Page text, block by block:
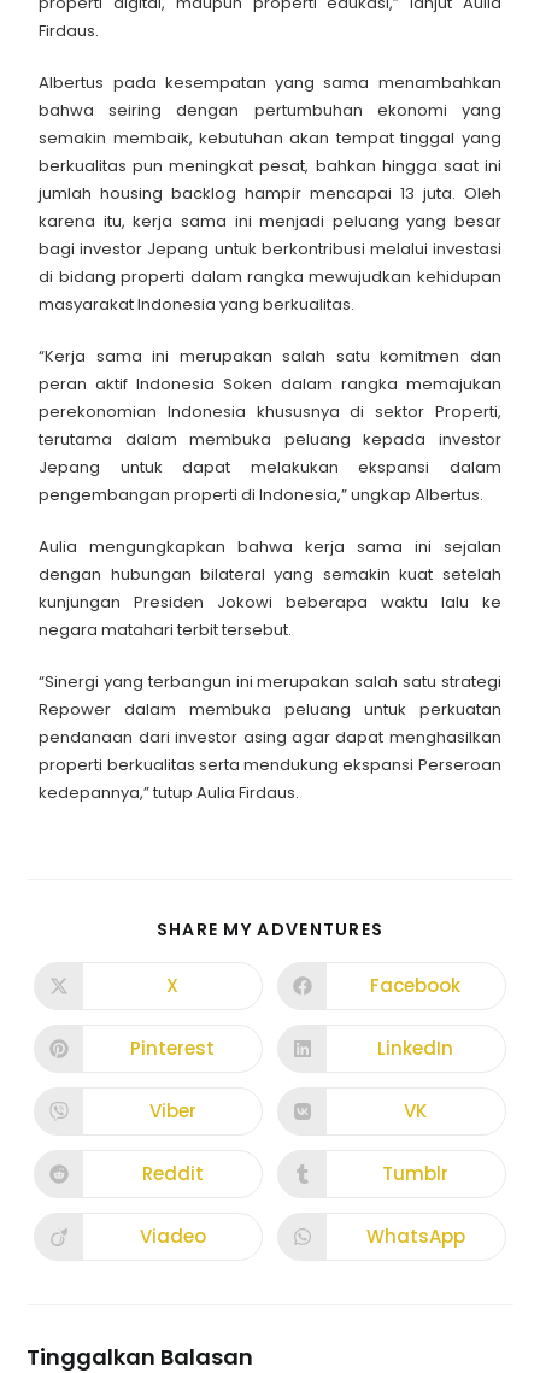
Firdaus.
Albertus pada kesempatan yang sama menambahkan
bahwa seiring dengan pertumbuhan ekonomi yang
semakin membaik, kebutuhan akan tempat tinggal yang
berkualitas pun meningkat pesat, bahkan hingga saat ini
jumlah housing backlog hampir mencapai 13 juta. Oleh
karena itu, kerja sama ini menjadi peluang yang besar
bagi investor Jepang untuk berkontribusi melalui investasi
di bidang properti dalam rangka mewujudkan kehidupan
masyarakat Indonesia yang berkualitas.
“Kerja sama ini merupakan salah satu komitmen dan
peran aktif Indonesia Soken dalam rangka memajukan
perekonomian Indonesia khususnya di sektor Properti,
terutama dalam membuka peluang kepada investor
Jepang untuk dapat melakukan ekspansi dalam
pengembangan properti di Indonesia,” ungkap Albertus.
Aulia mengungkapkan bahwa kerja sama ini sejalan
dengan hubungan bilateral yang semakin kuat setelah
kunjungan Presiden Jokowi beberapa waktu lalu ke
negara matahari terbit tersebut.
“Sinergi yang terbangun ini merupakan salah satu strategi
Repower dalam membuka peluang untuk perkuatan
pendanaan dari investor asing agar dapat menghasilkan
properti berkualitas serta mendukung ekspansi Perseroan
kedepannya,” tutup Aulia Firdaus.
SHARE MY ADVENTURES
X Facebook
Pinterest LinkedIn
Viber VK
Reddit Tumblr
Viadeo WhatsApp
Tinggalkan Balasan